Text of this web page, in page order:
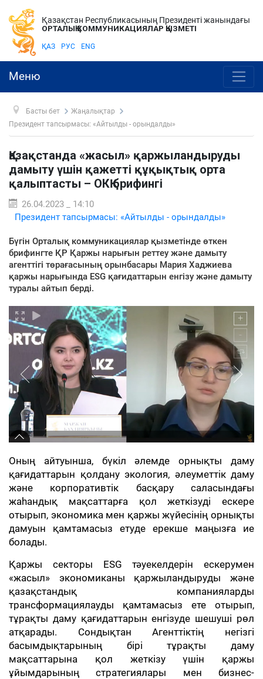
Қазақстан Республикасының Президенті жанындағы
ОРТАЛЫҚ КОММУНИКАЦИЯЛАР ҚЫЗМЕТІ
ҚАЗ РУС ENG
Меню
Басты бет
Жаңалықтар
Президент тапсырмасы: «Айтылды - орындалды»
Қазақстанда «жасыл» қаржыландыруды
дамыту үшін қажетті құқықтық орта
қалыптасты – ОКҚ брифингі
26.04.2023 _ 14:10
Президент тапсырмасы: «Айтылды - орындалды»
Бүгін Орталық коммуникациялар қызметінде өткен
брифингте ҚР Қаржы нарығын реттеу және дамыту
агенттігі төрағасының орынбасары Мария Хаджиева
қаржы нарығында ESG қағидаттарын енгізу және дамыту
туралы айтып берді.
Оның айтуынша, бүкіл әлемде орнықты даму
қағидаттарын қолдану экология, әлеуметтік даму
және корпоративтік басқару саласындағы
жаһандық мақсаттарға қол жеткізуді ескере
отырып, экономика мен қаржы жүйесінің орнықты
дамуын қамтамасыз етуде ерекше маңызға ие
болады.
Қаржы секторы ESG тәуекелдерін ескерумен
«жасыл» экономиканы қаржыландыруды және
қазақстандық компанияларды
трансформациялауды қамтамасыз ете отырып,
тұрақты даму қағидаттарын енгізуде шешуші рөл
атқарады. Сондықтан Агенттіктің негізгі
басымдықтарының бірі тұрақты даму
мақсаттарына қол жеткізу үшін қаржы
ұйымдарының стратегиялары мен бизнес-